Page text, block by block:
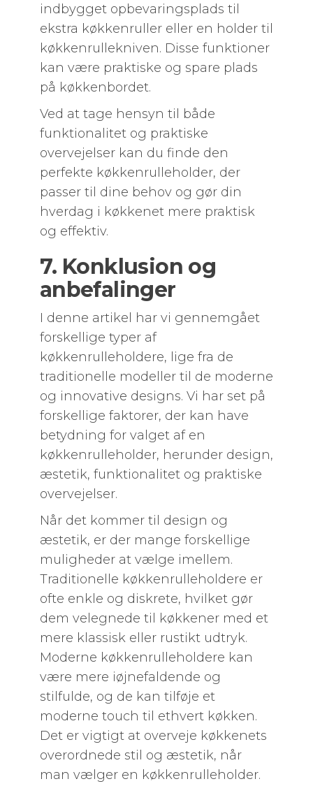
indbygget opbevaringsplads til
ekstra køkkenruller eller en holder til
køkkenrullekniven. Disse funktioner
kan være praktiske og spare plads
på køkkenbordet.
Ved at tage hensyn til både
funktionalitet og praktiske
overvejelser kan du finde den
perfekte køkkenrulleholder, der
passer til dine behov og gør din
hverdag i køkkenet mere praktisk
og effektiv.
7. Konklusion og
anbefalinger
I denne artikel har vi gennemgået
forskellige typer af
køkkenrulleholdere, lige fra de
traditionelle modeller til de moderne
og innovative designs. Vi har set på
forskellige faktorer, der kan have
betydning for valget af en
køkkenrulleholder, herunder design,
æstetik, funktionalitet og praktiske
overvejelser.
Når det kommer til design og
æstetik, er der mange forskellige
muligheder at vælge imellem.
Traditionelle køkkenrulleholdere er
ofte enkle og diskrete, hvilket gør
dem velegnede til køkkener med et
mere klassisk eller rustikt udtryk.
Moderne køkkenrulleholdere kan
være mere iøjnefaldende og
stilfulde, og de kan tilføje et
moderne touch til ethvert køkken.
Det er vigtigt at overveje køkkenets
overordnede stil og æstetik, når
man vælger en køkkenrulleholder.